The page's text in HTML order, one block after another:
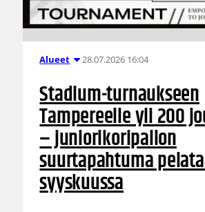
Alueet 28.07.2026 16:04
Stadium-turnaukseen
Tampereelle yli 200
– juniorikoripallon
suurtapahtuma
syyskuussa